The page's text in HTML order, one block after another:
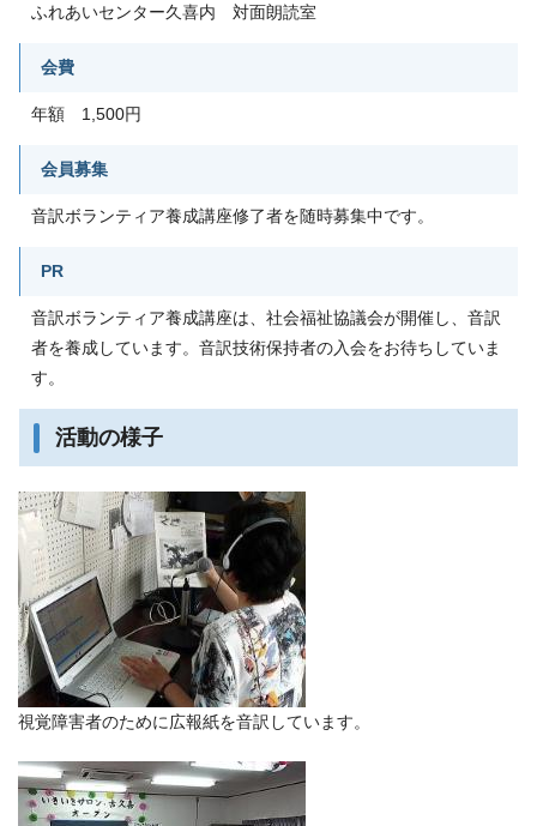
ふれあいセンター久喜内 対面朗読室
会費
年額 1,500円
会員募集
音訳ボランティア養成講座修了者を随時募集中です。
PR
音訳ボランティア養成講座は、社会福祉協議会が開催し、音訳
者を養成しています。音訳技術保持者の入会をお待ちしていま
す。
活動の様子
視覚障害者のために広報紙を音訳しています。